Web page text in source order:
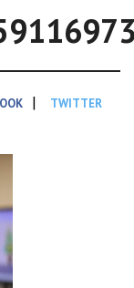
| TWITTER